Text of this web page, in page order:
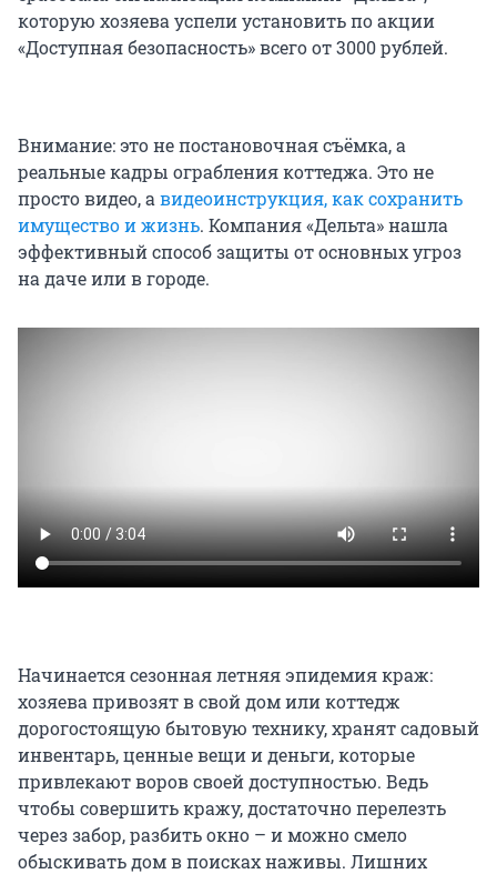
которую хозяева успели установить по акции
«Доступная безопасность» всего от 3000 рублей.
Внимание: это не постановочная съёмка, а
реальные кадры ограбления коттеджа. Это не
просто видео, а видеоинструкция, как сохранить
имущество и жизнь. Компания «Дельта» нашла
эффективный способ защиты от основных угроз
на даче или в городе.
Начинается сезонная летняя эпидемия краж:
хозяева привозят в свой дом или коттедж
дорогостоящую бытовую технику, хранят садовый
инвентарь, ценные вещи и деньги, которые
привлекают воров своей доступностью. Ведь
чтобы совершить кражу, достаточно перелезть
через забор, разбить окно – и можно смело
обыскивать дом в поисках наживы. Лишних